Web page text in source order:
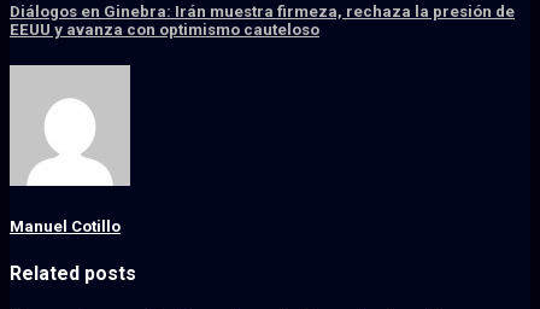
Diálogos en Ginebra: Irán muestra firmeza, rechaza la presión de
EEUU y avanza con optimismo cauteloso
Manuel Cotillo
Related posts